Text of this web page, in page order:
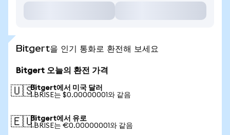
Bitgert을 인기 통화로 환전해 보세요
Bitgert 오늘의 환전 가격
🇺🇸Bitgert에서 미국 달러
1 BRISE는 $0.00000001와 같음
🇪🇺Bitgert에서 유로
1 BRISE는 €0.00000001와 같음